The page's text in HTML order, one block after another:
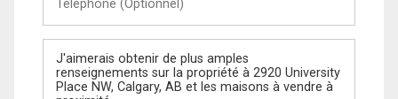
(Optionnel)
Message